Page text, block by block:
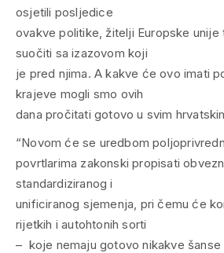
osjetili posljedice
ovakve politike, žitelji Europske unije
suočiti sa izazovom koji
je pred njima. A kakve će ovo imati
krajeve mogli smo ovih
dana pročitati gotovo u svim
“Novom će se uredbom
povrtlarima zakonski propisati
standardiziranog i
unificiranog sjemenja, pri čemu će
rijetkih i autohtonih sorti
– koje nemaju gotovo nikakve šanse